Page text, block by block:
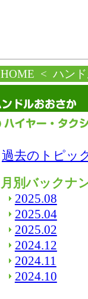
HOME < ハン
過去のトピッ
月別バックナ
2025.08
2025.04
2025.02
2024.12
2024.11
2024.10